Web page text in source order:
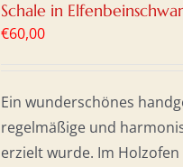
Schale in
€60,00
Ein wunderschönes
regelmäßige und
erzielt wurde. Im